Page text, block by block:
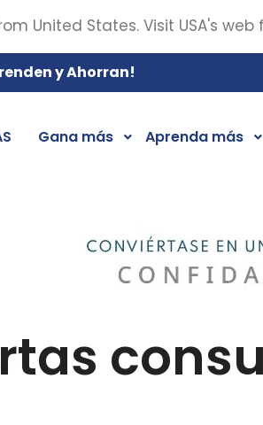
y Ahorran!
Gana más Aprenda más
United States. Visit USA's